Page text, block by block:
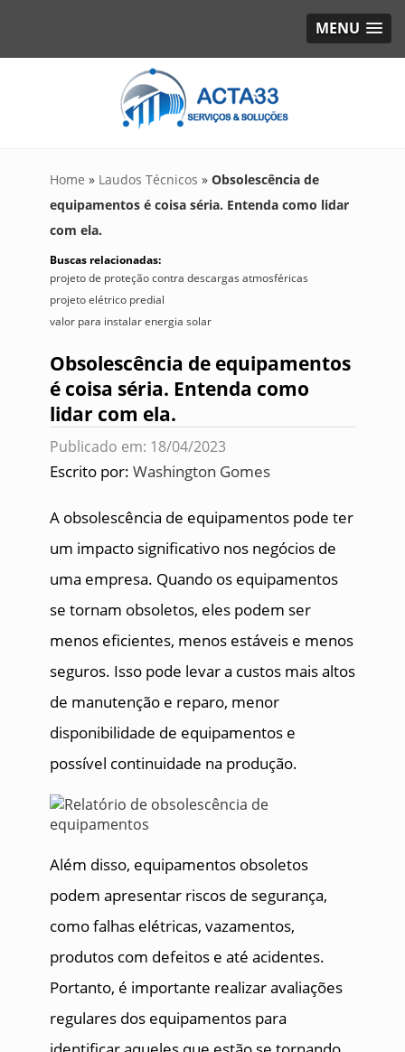
MENU
Home » Laudos Técnicos » Obsolescência de
equipamentos é coisa séria. Entenda como lidar
com ela.
Buscas relacionadas:
projeto de proteção contra descargas atmosféricas
projeto elétrico predial
valor para instalar energia solar
Obsolescência de equipamentos
é coisa séria. Entenda como
lidar com ela.
Publicado em: 18/04/2023
Escrito por: Washington Gomes
A obsolescência de equipamentos pode ter
um impacto significativo nos negócios de
uma empresa. Quando os equipamentos
se tornam obsoletos, eles podem ser
menos eficientes, menos estáveis e menos
seguros. Isso pode levar a custos mais altos
de manutenção e reparo, menor
disponibilidade de equipamentos e
possível continuidade na produção.
Além disso, equipamentos obsoletos
podem apresentar riscos de segurança,
como falhas elétricas, vazamentos,
produtos com defeitos e até acidentes.
Portanto, é importante realizar avaliações
regulares dos equipamentos para